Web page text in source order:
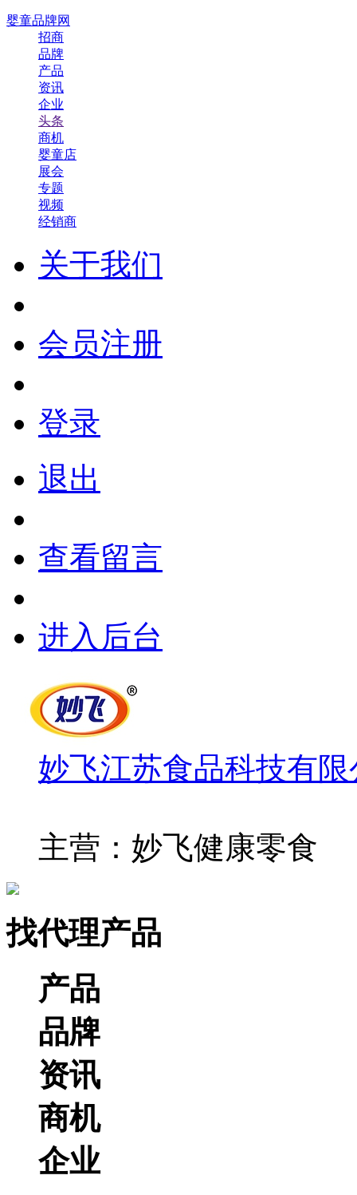
婴童品牌网
招商
品牌
产品
资讯
企业
头条
商机
婴童店
展会
专题
视频
经销商
关于我们
会员注册
登录
退出
查看留言
进入后台
妙飞江苏食品科技有限
主营：妙飞健康零食
找代理产品
产品
品牌
资讯
商机
企业